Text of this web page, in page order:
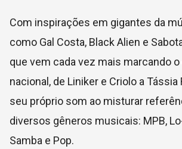
Com inspirações em gigantes da
como Gal Costa, Black Alien e
que vem cada vez mais marcando
nacional, de Liniker e Criolo a Tássia
seu próprio som ao misturar
diversos gêneros musicais: MPB,
Samba e Pop.